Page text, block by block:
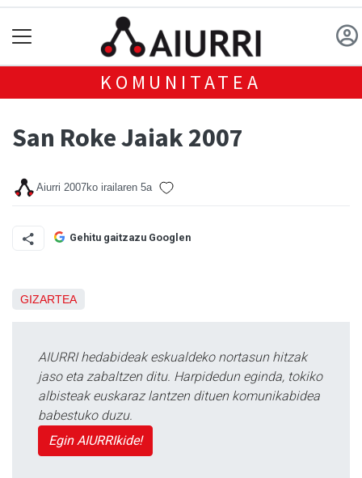
KOMUNITATEA
San Roke Jaiak 2007
Aiurri 2007ko irailaren 5a
Gehitu gaitzazu Googlen
GIZARTEA
AIURRI hedabideak eskualdeko nortasun hitzak
jaso eta zabaltzen ditu. Harpidedun eginda, tokiko
albisteak euskaraz lantzen dituen komunikabidea
babestuko duzu.
Egin AIURRIkide!